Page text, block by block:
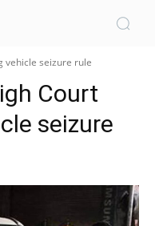
vehicle seizure rule
Court
seizure